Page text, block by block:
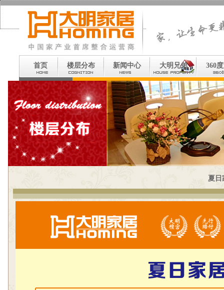
首页 楼层分布 新闻中心 大明兄弟 360
夏日